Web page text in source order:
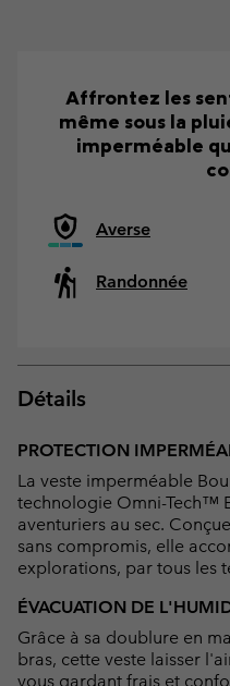
Affrontez les
même sous la
imperméable
Averse
Randonnée
Détails
PROTECTION
La veste imperméable
technologie Omni-Tech™
aventuriers au sec.
sans compromis, elle
explorations, par tous les
ÉVACUATION DE
Grâce à sa doublure en
bras, cette veste laisser
vous gardant frais et